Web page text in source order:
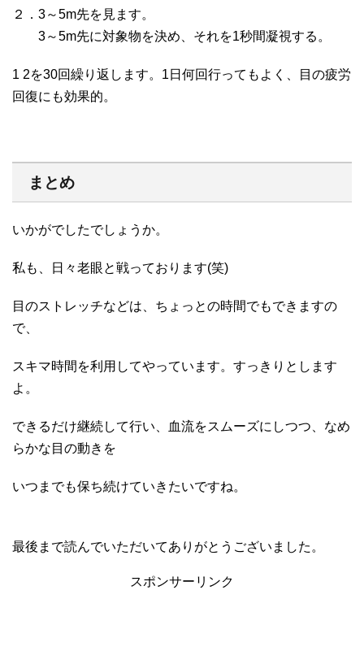
２．3～5m先を見ます。
3～5m先に対象物を決め、それを1秒間凝視する。
1 2を30回繰り返します。1日何回行ってもよく、目の疲労
回復にも効果的。
まとめ
いかがでしたでしょうか。
私も、日々老眼と戦っております(笑)
目のストレッチなどは、ちょっとの時間でもできますの
で、
スキマ時間を利用してやっています。すっきりとします
よ。
できるだけ継続して行い、血流をスムーズにしつつ、なめ
らかな目の動きを
いつまでも保ち続けていきたいですね。
最後まで読んでいただいてありがとうございました。
スポンサーリンク